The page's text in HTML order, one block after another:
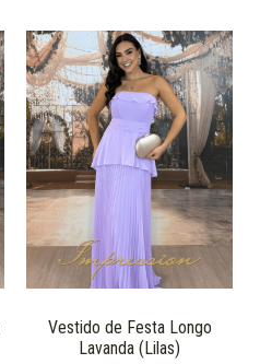
Vestido de Festa Longo
Lavanda (Lilas)